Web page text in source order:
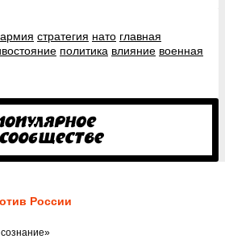
армия стратегия нато главная
политика влияние военная
России